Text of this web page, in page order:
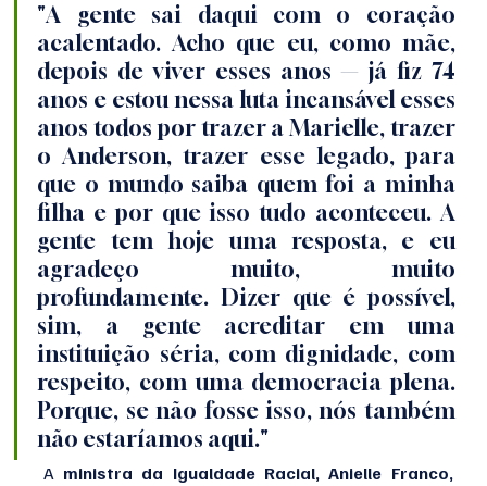
"A gente sai daqui com o coração
acalentado. Acho que eu, como mãe,
depois de viver esses anos — já fiz 74
anos e estou nessa luta incansável esses
anos todos por trazer a Marielle, trazer
o Anderson, trazer esse legado, para
que o mundo saiba quem foi a minha
filha e por que isso tudo aconteceu. A
gente tem hoje uma resposta, e eu
agradeço muito, muito
profundamente. Dizer que é possível,
sim, a gente acreditar em uma
instituição séria, com dignidade, com
respeito, com uma democracia plena.
Porque, se não fosse isso, nós também
não estaríamos aqui."
A ministra da Igualdade Racial, Anielle Franco,